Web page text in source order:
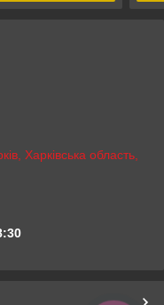
Харківська область,